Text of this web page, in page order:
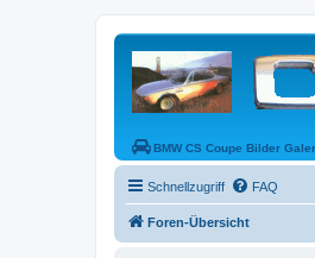
BMW CS Coupe Bilder
Schnellzugriff FAQ
Foren-Übersicht